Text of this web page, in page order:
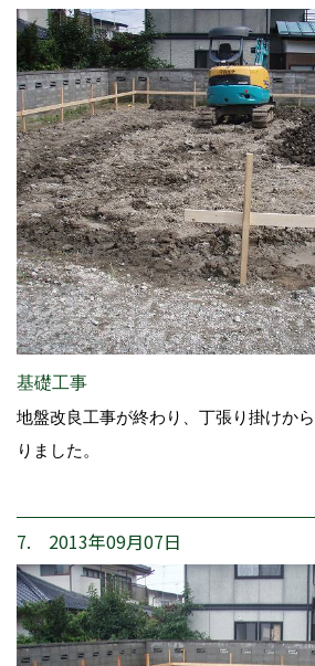
基礎工事
地盤改良工事が終わり、丁張り掛けか
りました。
7. 2013年09月07日